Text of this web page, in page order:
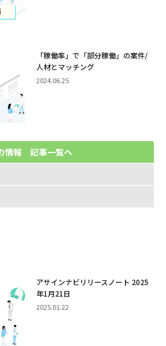
「稼働率」で「部分稼働」の案件/
人材とマッチング
2024.06.25
情報 記事一覧へ
アサインナビリリースノート 2025
年1月21日
2025.01.22